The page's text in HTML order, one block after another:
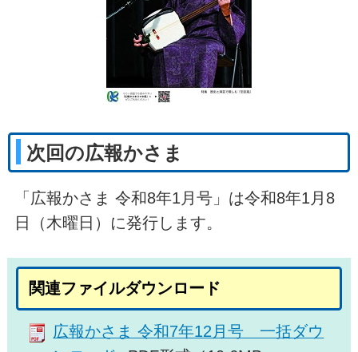
次回の広報かさま
「広報かさま 令和8年1月号」は令和8年1月8
日（木曜日）に発行します。
関連ファイルダウンロード
広報かさま 令和7年12月号 一括ダウ